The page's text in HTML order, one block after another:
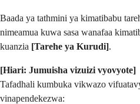
Baada ya tathmini ya kimatibabu
nimeamua kuwa sasa wanafaa
kuanzia [Tarehe ya Kurudi].
[Hiari: Jumuisha vizuizi vyovyote]
Tafadhali kumbuka vikwazo
vinapendekezwa: